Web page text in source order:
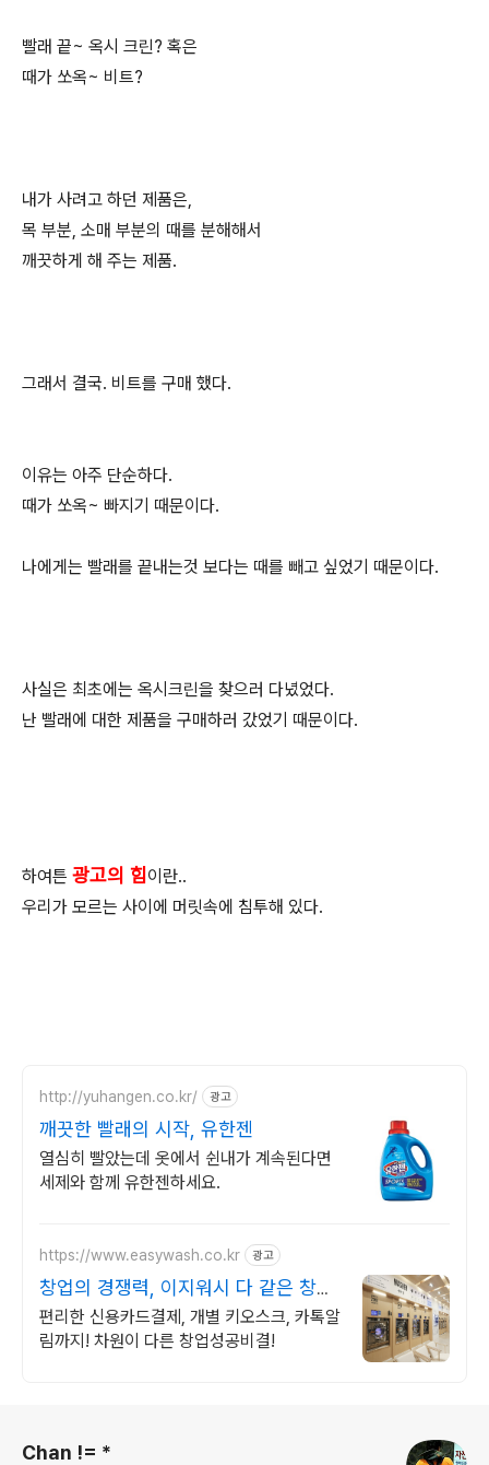
빨래 끝~ 옥시 크린? 혹은
때가 쏘옥~ 비트?
내가 사려고 하던 제품은,
목 부분, 소매 부분의 때를 분해해서
깨끗하게 해 주는 제품.
그래서 결국. 비트를 구매 했다.
이유는 아주 단순하다.
때가 쏘옥~ 빠지기 때문이다.
나에게는 빨래를 끝내는것 보다는 때를 빼고 싶었기 때문이다.
사실은 최초에는 옥시크린을 찾으러 다녔었다.
난 빨래에 대한 제품을 구매하러 갔었기 때문이다.
하여튼 광고의 힘 이란..
우리가 모르는 사이에 머릿속에 침투해 있다.
http://yuhangen.co.kr/ 광고
깨끗한 빨래의 시작, 유한젠
열심히 빨았는데 옷에서 쉰내가 계속된다면
세제와 함께 유한젠하세요.
https://www.easywash.co.kr 광고
창업의 경쟁력, 이지워시 다 같은 창업
이 아니다!
편리한 신용카드결제, 개별 키오스크, 카톡알
림까지! 차원이 다른 창업성공비결!
Chan != *